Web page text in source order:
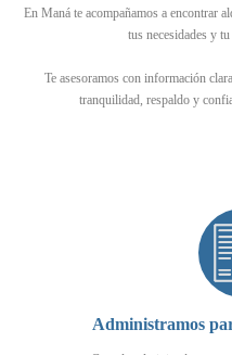
En Maná te acompañamos a encontrar
tus necesidades y
Te asesoramos con información
tranquilidad, respaldo y
Administramos